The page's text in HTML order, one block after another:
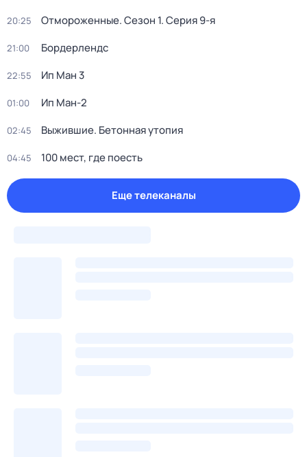
20:25 Отмороженные. Сезон 1. Серия 9-я
21:00 Бордерлендс
22:55 Ип Ман 3
01:00 Ип Ман-2
02:45 Выжившие. Бетонная утопия
04:45 100 мeст, где пoесть
Еще телеканалы